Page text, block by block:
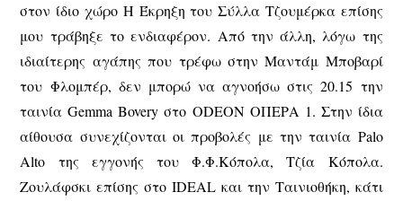
στον ίδιο χώρο Η Έκρηξη του Σύλλα Τζουμέρκα επίσης
μου τράβηξε το ενδιαφέρον. Από την άλλη, λόγω της
ιδιαίτερης αγάπης που τρέφω στην Μαντάμ Μποβαρί
του Φλομπέρ, δεν μπορώ να αγνοήσω στις 20.15 την
ταινία Gemma Bovery στο ODEON ΟΠΕΡΑ 1. Στην ίδια
αίθουσα συνεχίζονται οι προβολές με την ταινία Palo
Alto της εγγονής του Φ.Φ.Κόπολα, Τζία Κόπολα.
Ζουλάφσκι επίσης στο IDEAL και την Ταινιοθήκη, κάτι